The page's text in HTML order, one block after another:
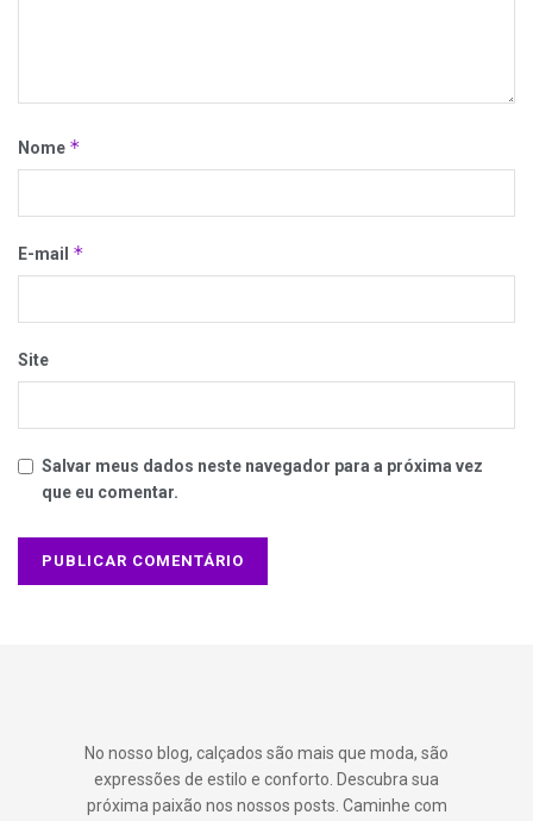
Nome *
E-mail *
Site
Salvar meus dados neste navegador para a próxima vez
que eu comentar.
No nosso blog, calçados são mais que moda, são
expressões de estilo e conforto. Descubra sua
próxima paixão nos nossos posts. Caminhe com